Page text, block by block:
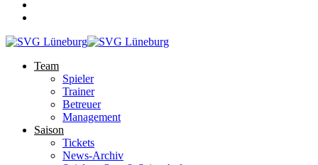
Team
Spieler
Trainer
Betreuer
Management
Saison
Tickets
News-Archiv